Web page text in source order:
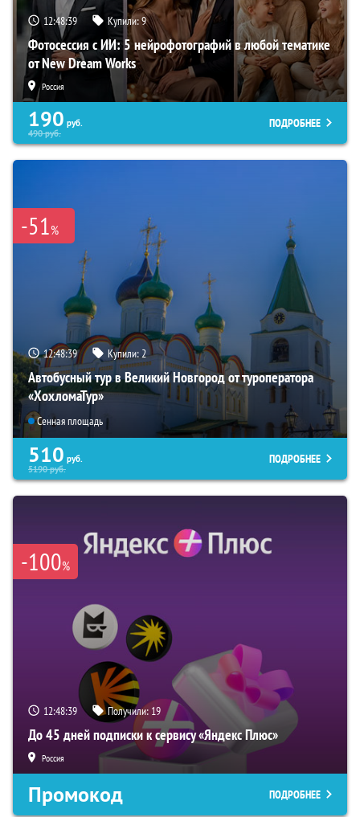
12:48:38 Купили:9
Фотосессия с ИИ: 5 нейрофотографий в любой тематике
от New Dream Works
Россия
190 руб.
490руб.
ПОДРОБНЕЕ
-51%
12:48:38 Купили:2
Автобусный тур в Великий Новгород от туроператора
«ХохломаТур»
Сенная площадь
510 руб.
5190руб.
ПОДРОБНЕЕ
-100%
12:48:38 Получили: 19
До 45 дней подписки к сервису «Яндекс Плюс»
Россия
Промокод ПОДРОБНЕЕ